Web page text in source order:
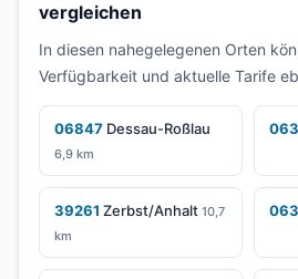
vergleichen
In diesen nahegelegenen Orten
Verfügbarkeit und aktuelle Tarife
06847 Dessau-Roßlau
6,9 km
39261 Zerbst/Anhalt 10,7
km